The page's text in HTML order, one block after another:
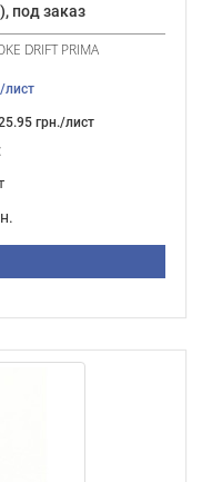
под заказ
DRIFT PRIMA
лист
грн./лист